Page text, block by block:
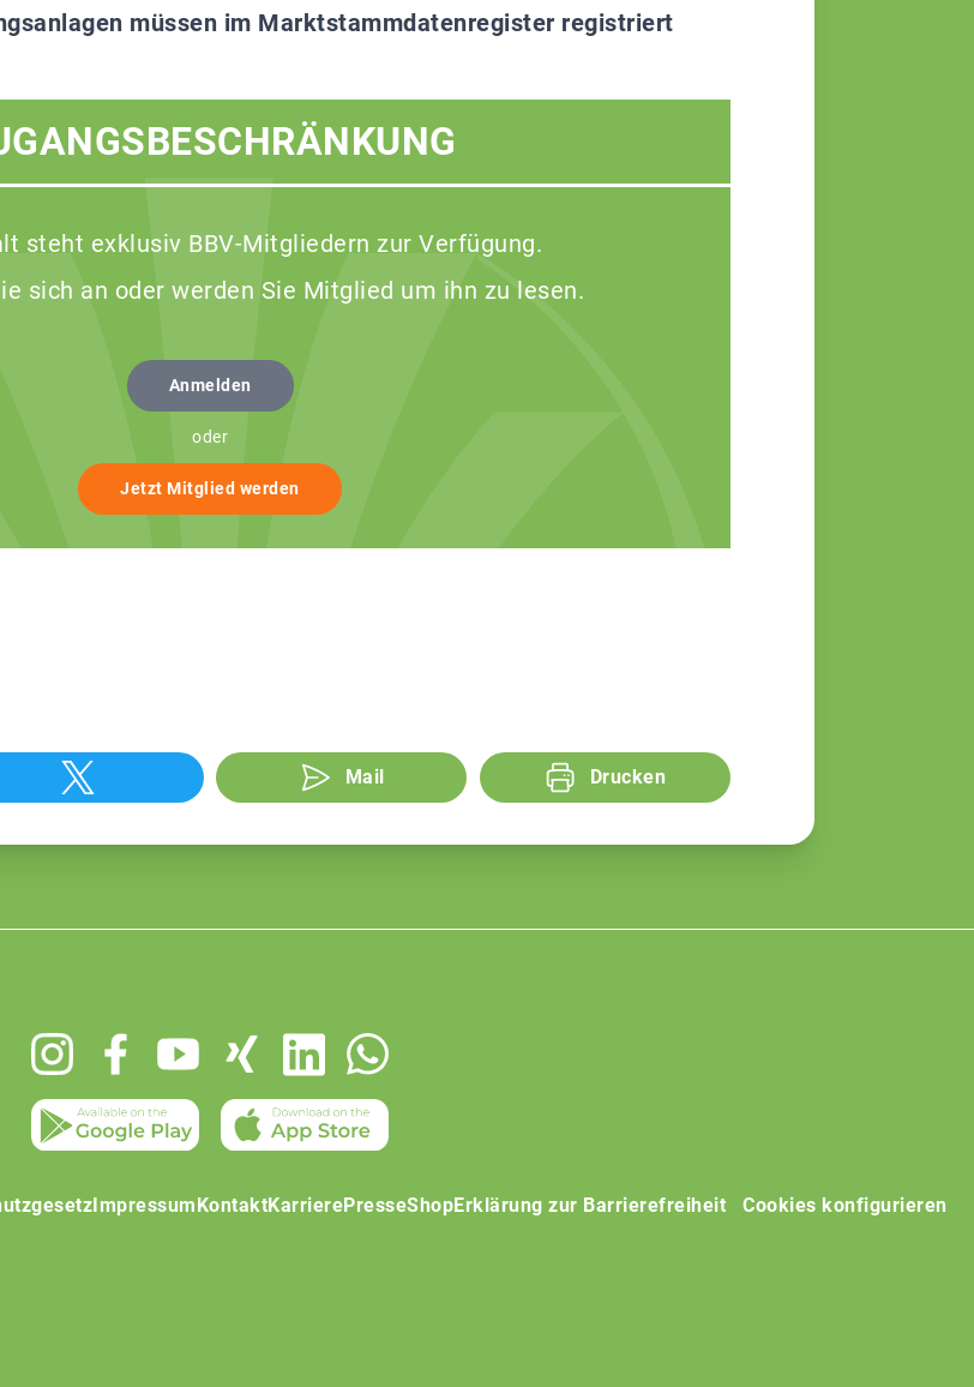
müssen im Marktstammdatenregister registriert
steht exklusiv BBV-Mitgliedern zur Verfügung.
sich an oder werden Sie Mitglied um ihn zu lesen.
Anmelden
oder
Jetzt Mitglied werden
Mail Drucken
ImpressumKontaktKarrierePresseShopErklärung zur Barrierefreiheit Cookies konfigurieren